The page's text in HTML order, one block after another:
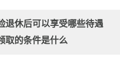
退休后可以享受哪些待遇
取的条件是什么